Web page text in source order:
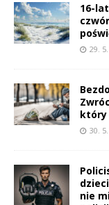
16-
29.
który
30.
nie